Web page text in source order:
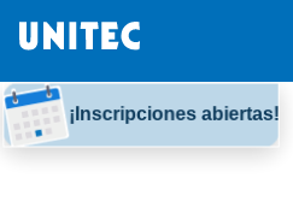
¡Inscripciones abiertas!